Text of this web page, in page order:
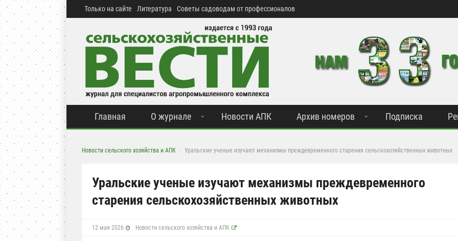
Только на сайте Литература Советы садоводам от профессионалов
Главная О журнале Новости АПК Архив номеров Подписка
Новости сельского хозяйства и АПК Уральские ученые изучают механизмы преждевременного старения сельскохозяйственных животных
Уральские ученые изучают механизмы преждевременного
старения сельскохозяйственных животных
12 мая 2026 Новости сельского хозяйства и АПК